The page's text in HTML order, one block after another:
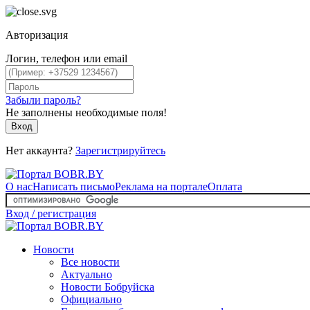
Авторизация
Логин, телефон или email
Забыли пароль?
Не заполнены необходимые поля!
Вход
Нет аккаунта? Зарегистрируйтесь
О насНаписать письмоРеклама на порталеОплата
Вход / регистрация
Новости
Все новости
Актуально
Новости Бобруйска
Официально